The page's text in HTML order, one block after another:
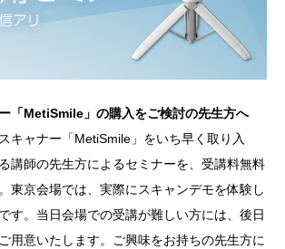
「MetiSmile」の購入をご検討の先生方へ
キャナー「MetiSmile」をいち早く取り入
講師の先生方によるセミナーを、受講料無料
東京会場では、実際にスキャンデモを体験し
す。当日会場での受講が難しい方には、後日
用意いたします。ご興味をお持ちの先生方に